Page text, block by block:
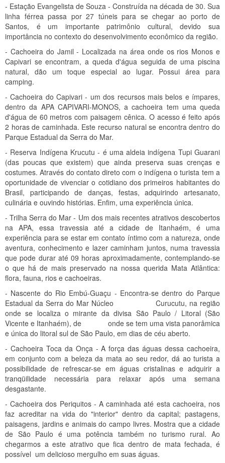
- Estação Evangelista de Souza - Construída na década de 30. Sua
linha férrea passa por 27 túneis para se chegar ao porto de
Santos, é um importante patrimônio cultural, devido sua
importância no contexto do desenvolvimento econômico da região.
- Cachoeira do Jamil - Localizada na área onde os rios Monos e
Capivari se encontram, a queda d'água seguida de uma piscina
natural, dão um toque especial ao lugar. Possui área para
camping.
- Cachoeira do Capivari - um dos recursos mais belos e ímpares,
dentro da APA CAPIVARI-MONOS, a cachoeira tem uma queda
d'água de 60 metros com paisagem cênica. O acesso é feito após
2 horas de caminhada. Este recurso natural se encontra dentro do
Parque Estadual da Serra do Mar.
- Reserva Indígena Krucutu - é uma aldeia indígena Tupi Guarani
(das poucas que existem) que ainda preserva suas crenças e
costumes. Através do contato direto com o indígena o turista tem a
oportunidade de vivenciar o cotidiano dos primeiros habitantes do
Brasil, participando de danças, festas, adquirindo artesanato,
culinária e ouvindo histórias. Enfim, uma experiência única.
- Trilha Serra do Mar - Um dos mais recentes atrativos descobertos
na APA, essa travessia até a cidade de Itanhaém, é uma
experiência para se estar em contato íntimo com a natureza, onde
aventura, conhecimento e lazer caminham juntos, numa travessia
que pode durar até 09 horas aproximadamente, contemplando-se
o que há de mais preservado na nossa querida Mata Atlântica:
flora, fauna, rios e cachoeiras.
- Nascente do Rio Embú-Guaçu - Encontra-se dentro do Parque
Estadual da Serra do Mar Núcleo Curucutu, na região
onde se localiza o mirante da divisa São Paulo / Litoral (São
Vicente e Itanhaém), de onde se tem uma vista panorâmica
e única do litoral sul de São Paulo, em dias de céu aberto.
- Cachoeira Toca da Onça - A força das águas dessa cachoeira,
em conjunto com a beleza da mata ao seu redor, dá ao turista a
possibilidade de refrescar-se em águas cristalinas e adquirir a
tranqüilidade necessária para relaxar após uma semana
desgastante.
- Cachoeira dos Periquitos - A caminhada até esta cachoeira, nos
faz acreditar na vida do "interior" dentro da capital; pastagens,
paisagens, jardins e animais do campo livres. Mostra que a cidade
de São Paulo é uma potência também no turismo rural. Ao
chegarmos a este atrativo que fica dentro de mata fechada, é
possível um delicioso mergulho em suas águas.